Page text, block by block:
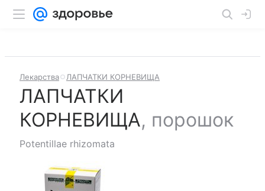
Лекарства ЛАПЧАТКИ КОРНЕВИЩА
ЛАПЧАТКИ
КОРНЕВИЩА, порошок
Potentillae rhizomata